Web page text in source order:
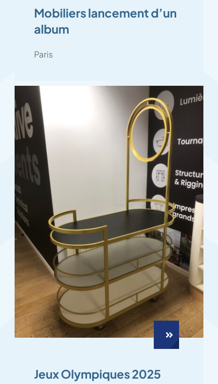
Mobiliers lancement d’un
album
Paris
Jeux Olympiques 2025